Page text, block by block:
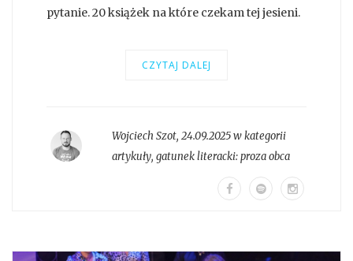
pytanie. 20 książek na które czekam tej jesieni.
CZYTAJ DALEJ
Wojciech Szot, 24.09.2025 w kategorii
artykuły, gatunek literacki:proza obca